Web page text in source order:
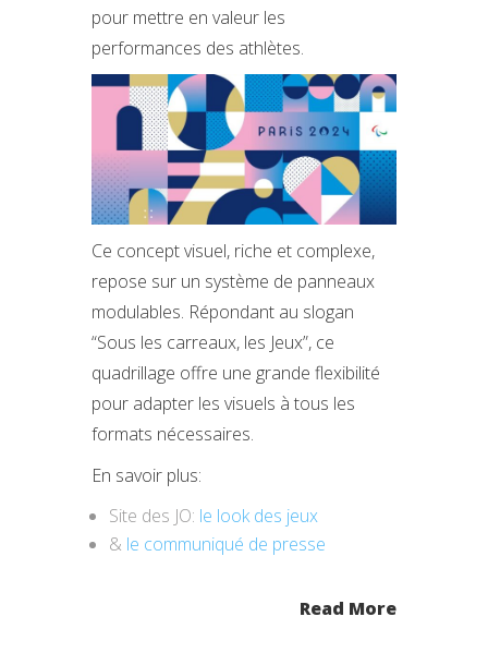
pour mettre en valeur les
performances des athlètes.
Ce concept visuel, riche et complexe,
repose sur un système de panneaux
modulables. Répondant au slogan
“Sous les carreaux, les Jeux”, ce
quadrillage offre une grande flexibilité
pour adapter les visuels à tous les
formats nécessaires.
En savoir plus:
Site des JO: le look des jeux
& le communiqué de presse
Read More